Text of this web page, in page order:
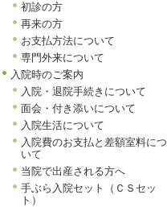
初診の方
再来の方
お支払方法について
専門外来について
入院時のご案内
入院・退院手続きについて
面会・付き添いについて
入院生活について
入院費のお支払と差額室料につ
いて
当院で出産される方へ
手ぶら入院セット（ＣＳセッ
ト）